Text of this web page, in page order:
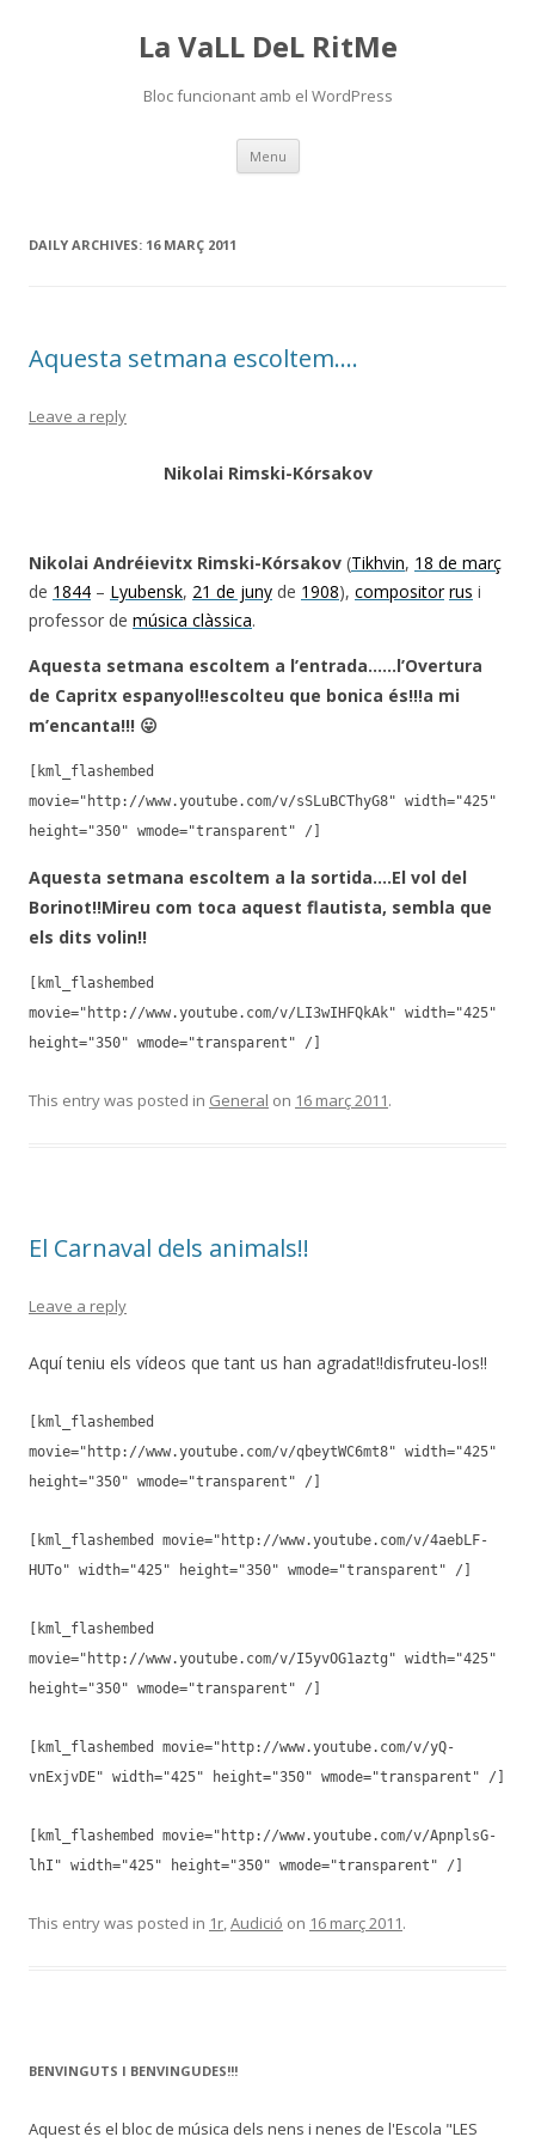
La VaLL DeL RitMe
Bloc funcionant amb el WordPress
Menu Skip
content
DAILY ARCHIVES: 16 MARÇ 2011
Aquesta setmana escoltem….
Leave a reply
Nikolai Rimski-Kórsakov
Nikolai Andréievitx Rimski-Kórsakov (Tikhvin, 18 de març
de 1844 – Lyubensk, 21 de juny de 1908), compositor rus i
professor de música clàssica.
Aquesta setmana escoltem a l’entrada……l’Overtura
de Capritx espanyol!!escolteu que bonica és!!!a mi
m’encanta!!! 😛
[kml_flashembed
movie="http://www.youtube.com/v/sSLuBCThyG8" width="425"
height="350" wmode="transparent" /]
Aquesta setmana escoltem a la sortida….El vol del
Borinot!!Mireu com toca aquest flautista, sembla que
els dits volin!!
[kml_flashembed
movie="http://www.youtube.com/v/LI3wIHFQkAk" width="425"
height="350" wmode="transparent" /]
This entry was posted in General on 16 març 2011.
El Carnaval dels animals!!
Leave a reply
Aquí teniu els vídeos que tant us han agradat!!disfruteu-los!!
[kml_flashembed
movie="http://www.youtube.com/v/qbeytWC6mt8" width="425"
height="350" wmode="transparent" /]
[kml_flashembed movie="http://www.youtube.com/v/4aebLF-
HUTo" width="425" height="350" wmode="transparent" /]
[kml_flashembed
movie="http://www.youtube.com/v/I5yvOG1aztg" width="425"
height="350" wmode="transparent" /]
[kml_flashembed movie="http://www.youtube.com/v/yQ-
vnExjvDE" width="425" height="350" wmode="transparent" /]
[kml_flashembed movie="http://www.youtube.com/v/ApnplsG-
lhI" width="425" height="350" wmode="transparent" /]
This entry was posted in 1r,Audició on 16 març 2011.
BENVINGUTS I BENVINGUDES!!!
Aquest és el bloc de música dels nens i nenes de l'Escola "LES